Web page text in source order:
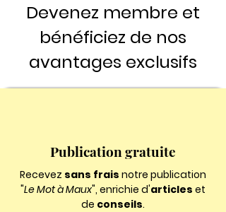
Devenez membre et
bénéficiez de nos
avantages exclusifs
Publication gratuite
Recevez sans frais notre publication
"Le Mot à Maux", enrichie d'articles et
de conseils.